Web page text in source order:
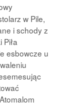
w Pile,
i schody z
esbowcze u
Atomalom